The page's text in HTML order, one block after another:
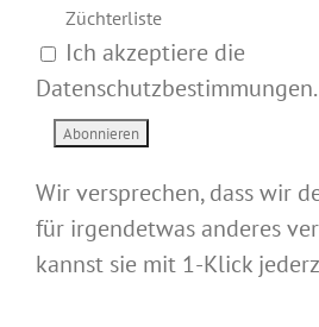
Züchterliste
Ich akzeptiere die
Wir versprechen, dass wir
für irgendetwas anderes
kannst sie mit 1-Klick